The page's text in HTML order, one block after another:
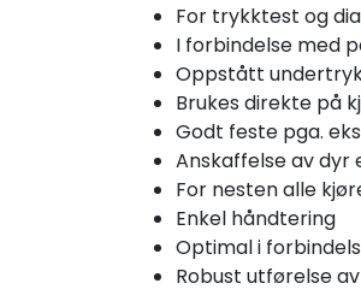
For trykktest og
I forbindelse med
Oppstått
Brukes direkte på
Godt feste pga.
Anskaffelse av
For nesten alle
Enkel håndtering
Optimal i
Robust utførelse